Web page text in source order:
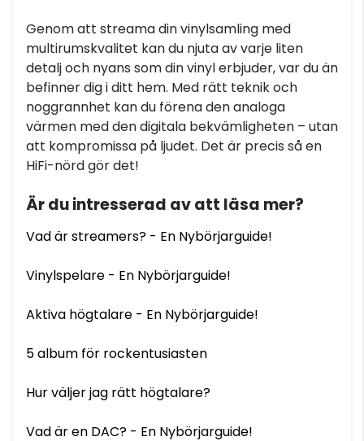
Genom att streama din vinylsamling med
multirumskvalitet kan du njuta av varje liten
detalj och nyans som din vinyl erbjuder, var du än
befinner dig i ditt hem. Med rätt teknik och
noggrannhet kan du förena den analoga
värmen med den digitala bekvämligheten – utan
att kompromissa på ljudet. Det är precis så en
HiFi-nörd gör det!
Är du intresserad av att läsa mer?
Vad är streamers? - En Nybörjarguide!
Vinylspelare - En Nybörjarguide!
Aktiva högtalare - En Nybörjarguide!
5 album för rockentusiasten
Hur väljer jag rätt högtalare?
Vad är en DAC? - En Nybörjarguide!